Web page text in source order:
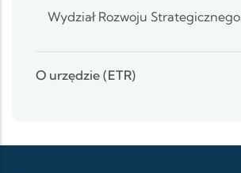
Wydział Rozwoju Strategicznego
O urzędzie (ETR)